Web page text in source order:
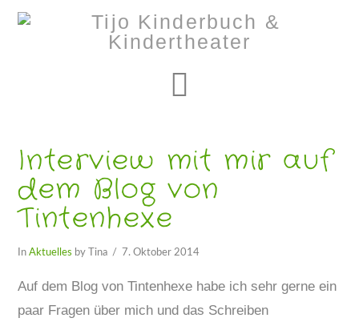
Interview mit mir auf
dem Blog von
Tintenhexe
InAktuelles by Tina 7. Oktober 2014
Auf dem Blog von Tintenhexe habe ich sehr gerne ein
paar Fragen über mich und das Schreiben